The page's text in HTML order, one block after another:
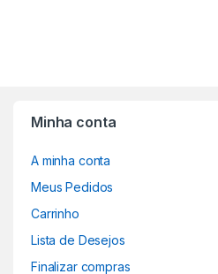
Minha conta
A minha conta
Meus Pedidos
Carrinho
Lista de Desejos
Finalizar compras